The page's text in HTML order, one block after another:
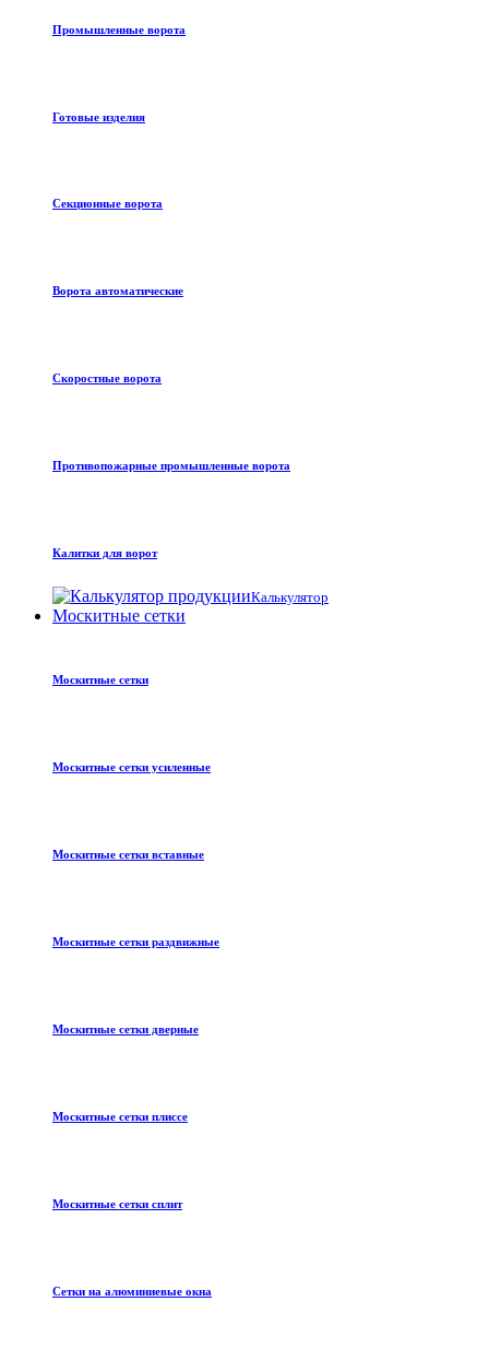
Промышленные ворота
Готовые изделия
Секционные ворота
Ворота автоматические
Скоростные ворота
Противопожарные промышленные ворота
Калитки для ворот
Калькулятор
Москитные сетки
Москитные сетки
Москитные сетки усиленные
Москитные сетки вставные
Москитные сетки раздвижные
Москитные сетки дверные
Москитные сетки плиссе
Москитные сетки сплит
Сетки на алюминиевые окна